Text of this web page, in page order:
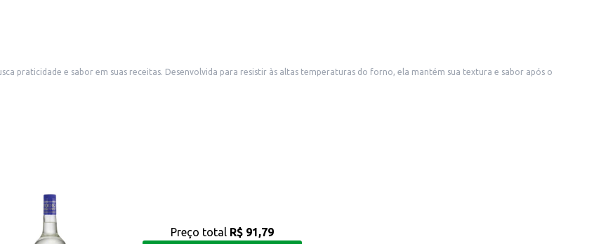
praticidade e sabor em suas receitas. Desenvolvida para resistir às altas temperaturas do forno, ela mantém sua textura e sabor após o
Preço total R$ 91,79